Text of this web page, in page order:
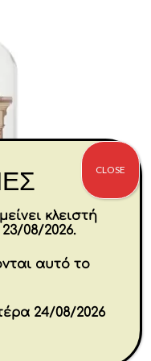
Hanging
τρέχουσα
κλειστή
08/2026.
αυτό το
24/08/2026
CLOSE